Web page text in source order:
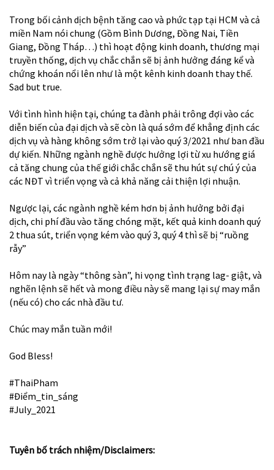
Trong bối cảnh dịch bệnh tăng cao và phức tạp tại HCM và cả
miền Nam nói chung (Gồm Bình Dương, Đồng Nai, Tiền
Giang, Đồng Tháp…) thì hoạt động kinh doanh, thương mại
truyền thống, dịch vụ chắc chắn sẽ bị ảnh hưởng đáng kể và
chứng khoán nổi lên như là một kênh kinh doanh thay thế.
Sad but true.
Với tình hình hiện tại, chúng ta đành phải trông đợi vào các
diễn biến của đại dịch và sẽ còn là quá sớm để khẳng định các
dịch vụ và hàng không sớm trở lại vào quý 3/2021 như ban đầu
dự kiến. Những ngành nghề được hưởng lợi từ xu hướng giá
cả tăng chung của thế giới chắc chắn sẽ thu hút sự chú ý của
các NĐT vì triển vọng và cả khả năng cải thiện lợi nhuận.
Ngược lại, các ngành nghề kém hơn bị ảnh hưởng bởi đại
dịch, chi phí đầu vào tăng chóng mặt, kết quả kinh doanh quý
2 thua sút, triển vọng kém vào quý 3, quý 4 thì sẽ bị “ruồng
rẫy”
Hôm nay là ngày “thông sàn”, hi vọng tình trạng lag- giật, và
nghẽn lệnh sẽ hết và mong điều này sẽ mang lại sự may mắn
(nếu có) cho các nhà đầu tư.
Chúc may mắn tuần mới!
God Bless!
#ThaiPham
#Điểm_tin_sáng
#July_2021
Tuyên bố trách nhiệm/Disclaimers: